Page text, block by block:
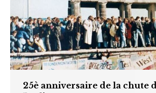
25è anniversaire de la chute